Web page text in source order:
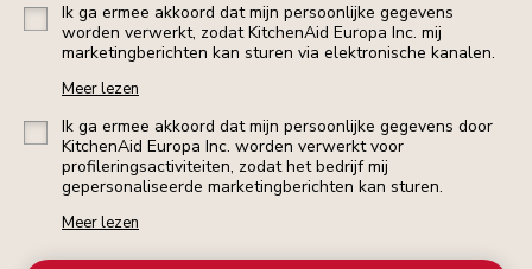
Ik ga ermee akkoord dat mijn persoonlijke gegevens
worden verwerkt, zodat KitchenAid Europa Inc. mij
marketingberichten kan sturen via elektronische kanalen.
Meer lezen
Ik ga ermee akkoord dat mijn persoonlijke gegevens door
KitchenAid Europa Inc. worden verwerkt voor
profileringsactiviteiten, zodat het bedrijf mij
gepersonaliseerde marketingberichten kan sturen.
Meer lezen